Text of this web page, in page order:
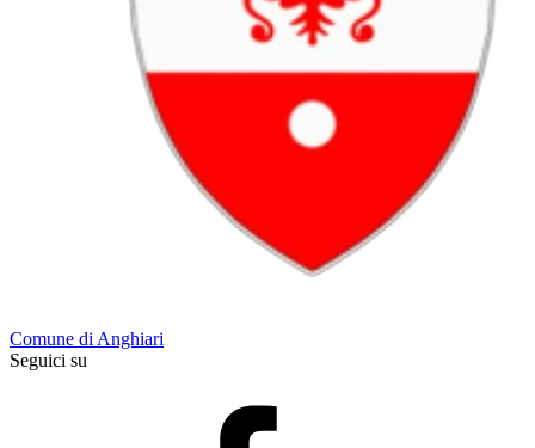
Comune di Anghiari
Seguici su